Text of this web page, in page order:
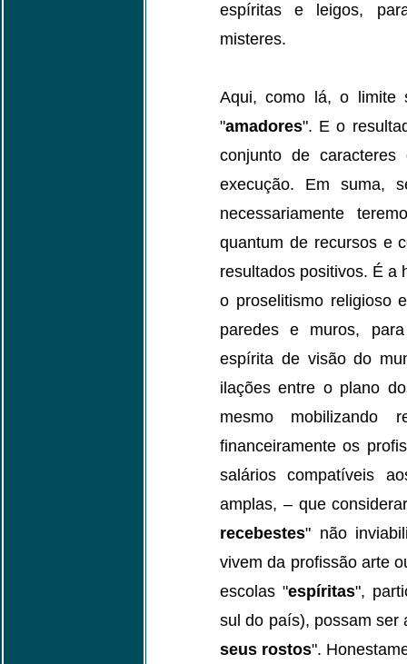
espíritas e leigos,
misteres.
Aqui, como lá, o limite
"amadores". E o
conjunto de
execução. Em suma,
necessariamente
quantum de recursos e
resultados positivos. É a
o proselitismo religioso
paredes e muros,
espírita de visão do
ilações entre o plano
mesmo mobilizando
financeiramente os
salários compatíveis
amplas, – que
recebestes" não
vivem da profissão arte
escolas "espíritas",
sul do país), possam ser
seus rostos".